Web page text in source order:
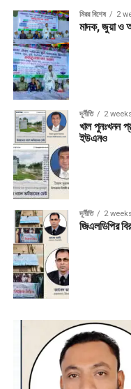
মিরর বিশেষ 2
মাদক, জুয়া ও
দূর্নীতি 2
খাল পুনঃখনন
ইউএনও
দূর্নীতি 2
জিএলডিপির